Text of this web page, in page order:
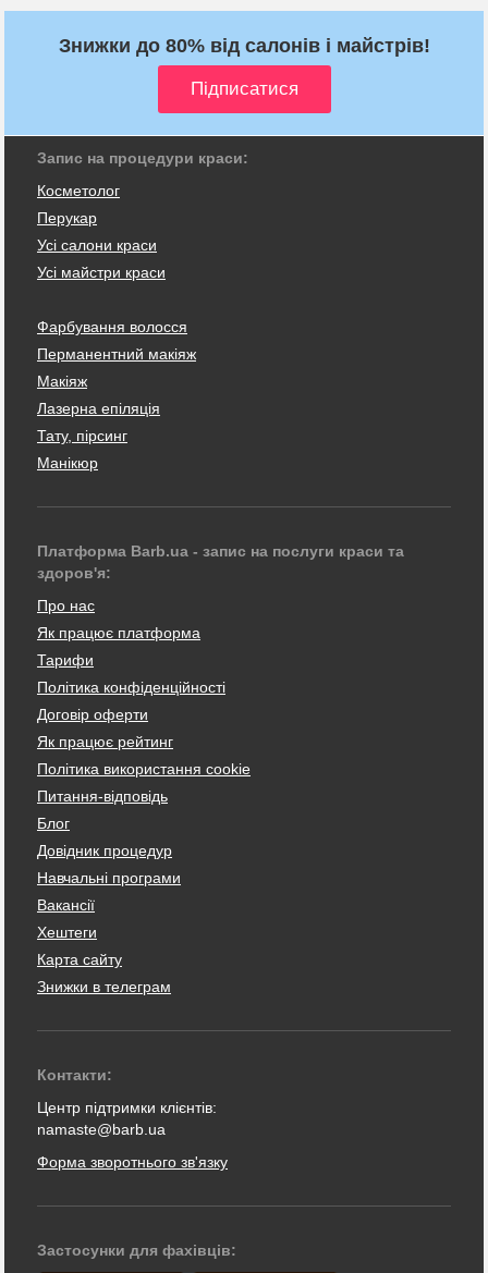
Знижки до 80% від салонів і майстрів!
Запис на процедури краси:
Косметолог
Перукар
Усі салони краси
Усі майстри краси
Фарбування волосся
Перманентний макіяж
Макіяж
Лазерна епіляція
Тату, пірсинг
Манікюр
Платформа Barb.ua - запис на послуги краси та
здоров'я:
Про нас
Як працює платформа
Тарифи
Політика конфіденційності
Договір оферти
Як працює рейтинг
Політика використання cookie
Питання-відповідь
Блог
Довідник процедур
Навчальні програми
Вакансії
Хештеги
Карта сайту
Знижки в телеграм
Контакти:
Центр підтримки клієнтів:
namaste@barb.ua
Форма зворотнього зв'язку
Застосунки для фахівців: